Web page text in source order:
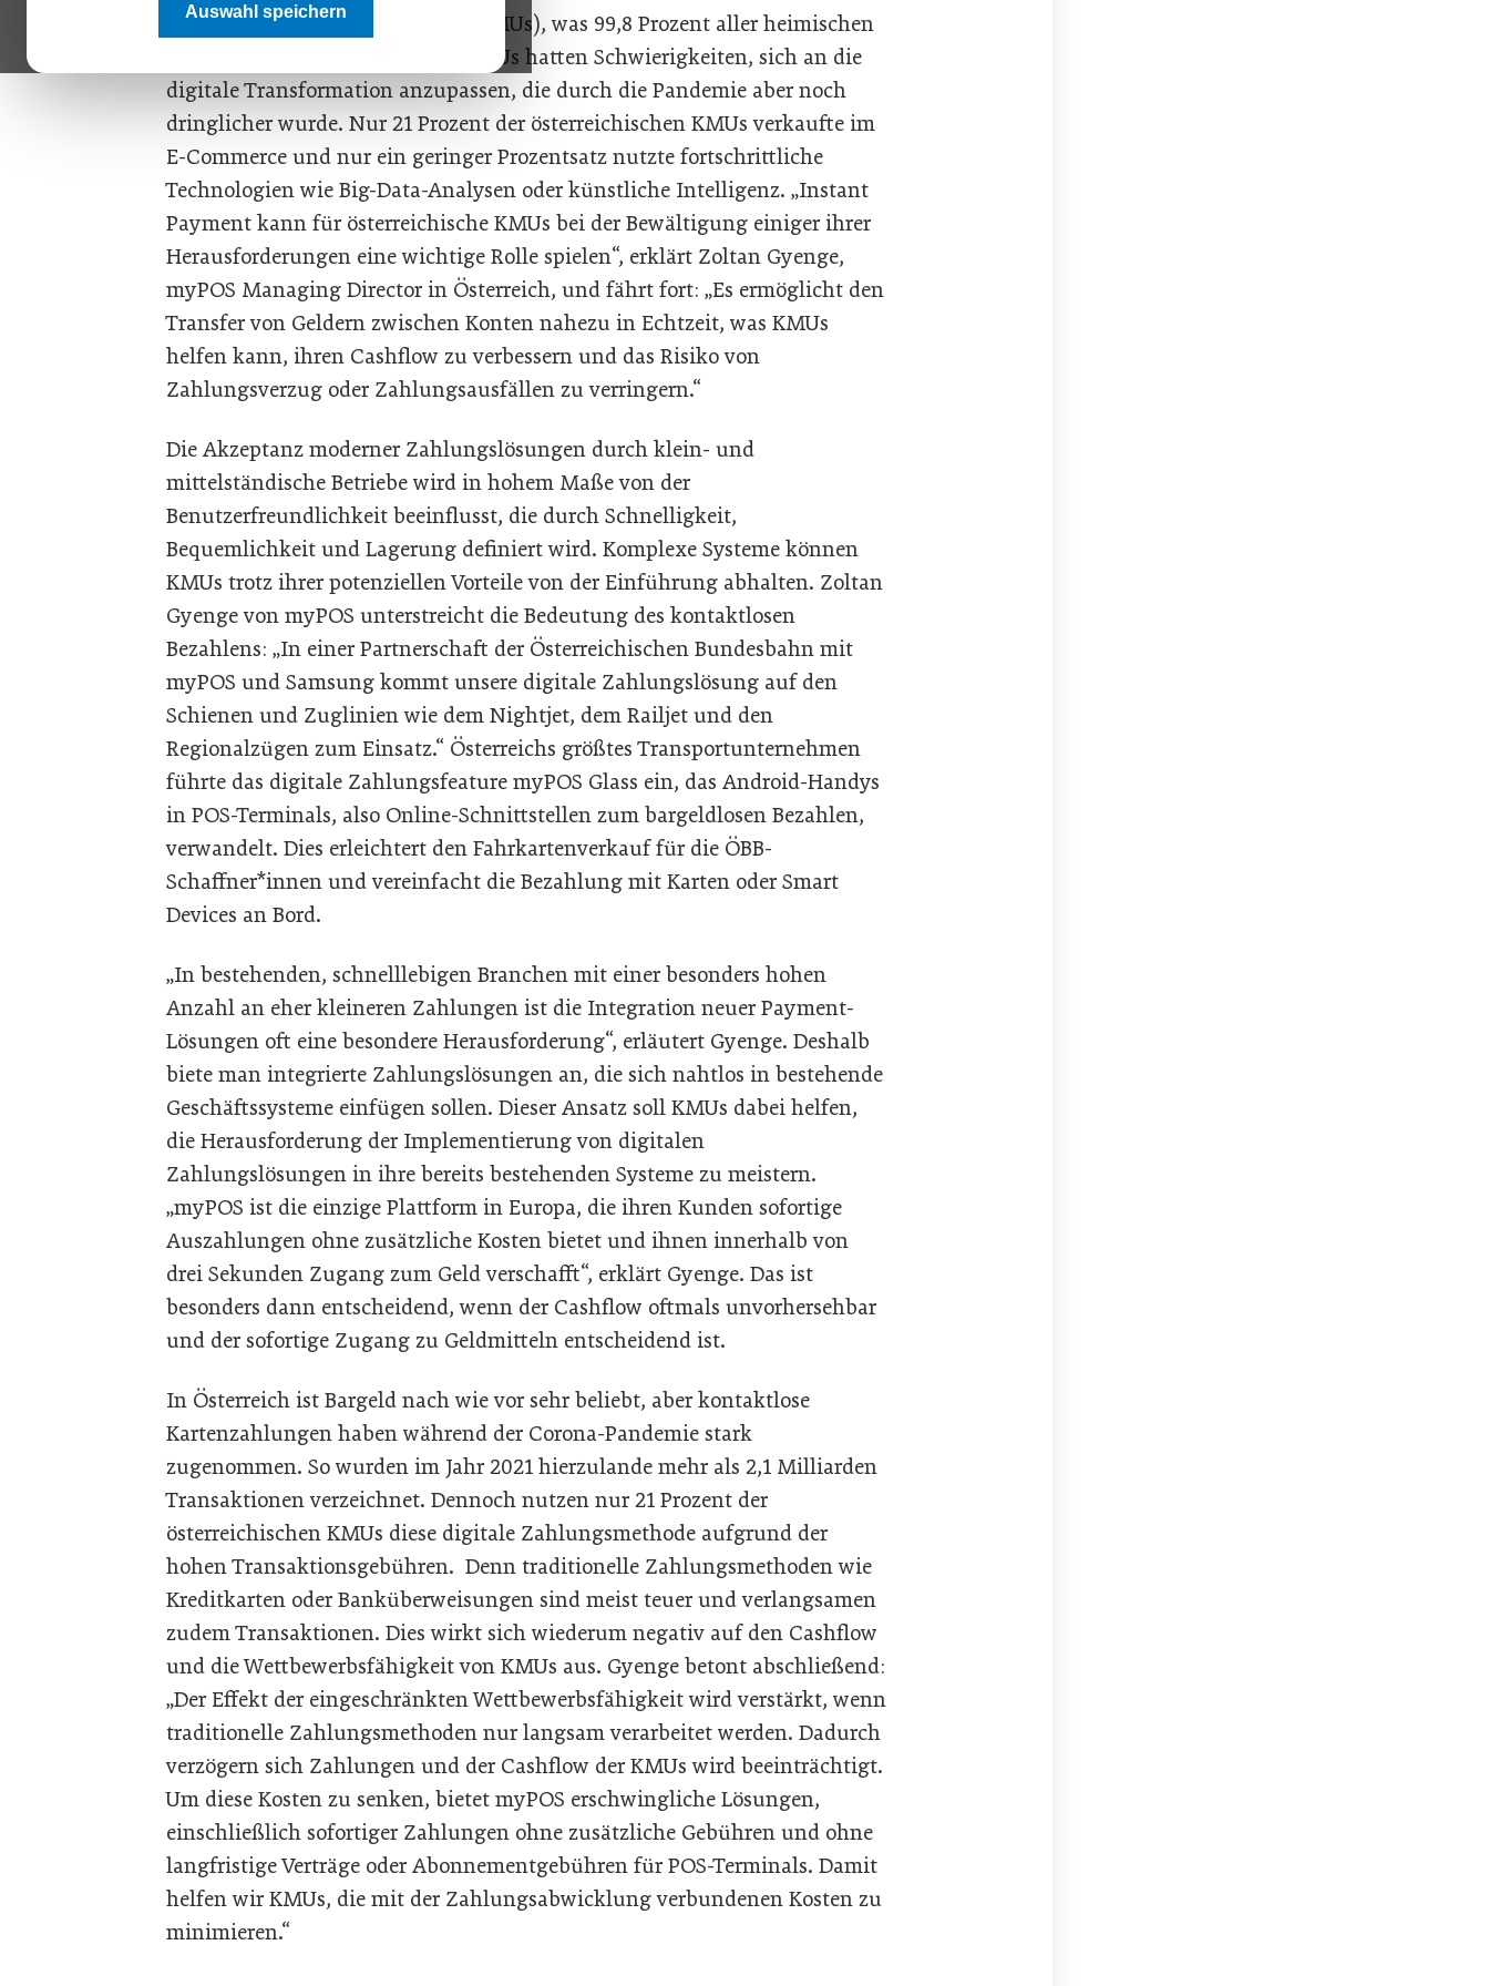
Auswahl speichern
mittelständische Unternehmen (KMUs), was 99,8 Prozent aller heimischen
Unternehmen entspricht. Viele KMUs hatten Schwierigkeiten, sich an die
digitale Transformation anzupassen, die durch die Pandemie aber noch
dringlicher wurde. Nur 21 Prozent der österreichischen KMUs verkaufte im
E-Commerce und nur ein geringer Prozentsatz nutzte fortschrittliche
Technologien wie Big-Data-Analysen oder künstliche Intelligenz. „Instant
Payment kann für österreichische KMUs bei der Bewältigung einiger ihrer
Herausforderungen eine wichtige Rolle spielen“, erklärt Zoltan Gyenge,
myPOS Managing Director in Österreich, und fährt fort: „Es ermöglicht den
Transfer von Geldern zwischen Konten nahezu in Echtzeit, was KMUs
helfen kann, ihren Cashflow zu verbessern und das Risiko von
Zahlungsverzug oder Zahlungsausfällen zu verringern.“
Die Akzeptanz moderner Zahlungslösungen durch klein- und
mittelständische Betriebe wird in hohem Maße von der
Benutzerfreundlichkeit beeinflusst, die durch Schnelligkeit,
Bequemlichkeit und Lagerung definiert wird. Komplexe Systeme können
KMUs trotz ihrer potenziellen Vorteile von der Einführung abhalten. Zoltan
Gyenge von myPOS unterstreicht die Bedeutung des kontaktlosen
Bezahlens: „In einer Partnerschaft der Österreichischen Bundesbahn mit
myPOS und Samsung kommt unsere digitale Zahlungslösung auf den
Schienen und Zuglinien wie dem Nightjet, dem Railjet und den
Regionalzügen zum Einsatz.“ Österreichs größtes Transportunternehmen
führte das digitale Zahlungsfeature myPOS Glass ein, das Android-Handys
in POS-Terminals, also Online-Schnittstellen zum bargeldlosen Bezahlen,
verwandelt. Dies erleichtert den Fahrkartenverkauf für die ÖBB-
Schaffner*innen und vereinfacht die Bezahlung mit Karten oder Smart
Devices an Bord.
„In bestehenden, schnelllebigen Branchen mit einer besonders hohen
Anzahl an eher kleineren Zahlungen ist die Integration neuer Payment-
Lösungen oft eine besondere Herausforderung“, erläutert Gyenge. Deshalb
biete man integrierte Zahlungslösungen an, die sich nahtlos in bestehende
Geschäftssysteme einfügen sollen. Dieser Ansatz soll KMUs dabei helfen,
die Herausforderung der Implementierung von digitalen
Zahlungslösungen in ihre bereits bestehenden Systeme zu meistern.
„myPOS ist die einzige Plattform in Europa, die ihren Kunden sofortige
Auszahlungen ohne zusätzliche Kosten bietet und ihnen innerhalb von
drei Sekunden Zugang zum Geld verschafft“, erklärt Gyenge. Das ist
besonders dann entscheidend, wenn der Cashflow oftmals unvorhersehbar
und der sofortige Zugang zu Geldmitteln entscheidend ist.
In Österreich ist Bargeld nach wie vor sehr beliebt, aber kontaktlose
Kartenzahlungen haben während der Corona-Pandemie stark
zugenommen. So wurden im Jahr 2021 hierzulande mehr als 2,1 Milliarden
Transaktionen verzeichnet. Dennoch nutzen nur 21 Prozent der
österreichischen KMUs diese digitale Zahlungsmethode aufgrund der
hohen Transaktionsgebühren. Denn traditionelle Zahlungsmethoden wie
Kreditkarten oder Banküberweisungen sind meist teuer und verlangsamen
zudem Transaktionen. Dies wirkt sich wiederum negativ auf den Cashflow
und die Wettbewerbsfähigkeit von KMUs aus. Gyenge betont abschließend:
„Der Effekt der eingeschränkten Wettbewerbsfähigkeit wird verstärkt, wenn
traditionelle Zahlungsmethoden nur langsam verarbeitet werden. Dadurch
verzögern sich Zahlungen und der Cashflow der KMUs wird beeinträchtigt.
Um diese Kosten zu senken, bietet myPOS erschwingliche Lösungen,
einschließlich sofortiger Zahlungen ohne zusätzliche Gebühren und ohne
langfristige Verträge oder Abonnementgebühren für POS-Terminals. Damit
helfen wir KMUs, die mit der Zahlungsabwicklung verbundenen Kosten zu
minimieren.“